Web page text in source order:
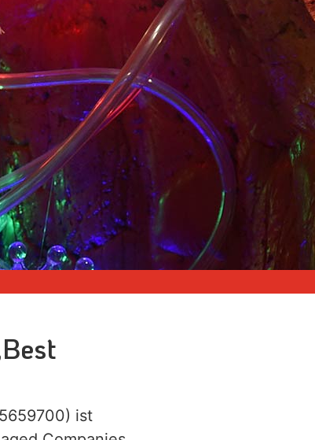
ist